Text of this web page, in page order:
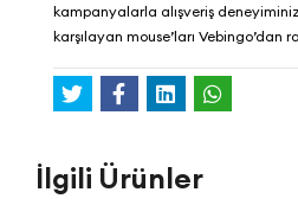
kampanyalarla alışveriş
karşılayan mouse’larıVebingo’dan
İlgili Ürünler